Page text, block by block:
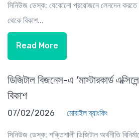
সিনিউজ ডেস্ক: যেকোনো প্রয়োজনে লেনদেন করতে
থেকে বিকাশ...
Read More
ডিজিটাল বিজনেস-এ ‘মাস্টারকার্ড
বিকাশ
07/02/2026 মোবাইল ব্যাংকিং
সিনিউজ ডেস্ক: শক্তিশালী ডিজিটাল অর্থনীতি